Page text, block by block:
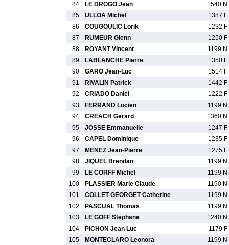
84
LE DROGO Jean
1540 N
85
ULLOA Michel
1387 F
86
COUGOULIC Lorik
1232 F
87
RUMEUR Glenn
1250 F
88
ROYANT Vincent
1199 N
89
LABLANCHE Pierre
1350 F
90
GARO Jean-Luc
1514 F
91
RIVALIN Patrick
1442 F
92
CRIADO Daniel
1222 F
93
FERRAND Lucien
1199 N
94
CREACH Gerard
1360 N
95
JOSSE Emmanuelle
1247 F
96
CAPEL Dominique
1235 F
97
MENEZ Jean-Pierre
1275 F
98
JIQUEL Brendan
1199 N
99
LE CORFF Michel
1199 N
100
PLASSIER Marie Claude
1190 N
101
COLLET GEORGET Catherine
1199 N
102
PASCUAL Thomas
1199 N
103
LE GOFF Stephane
1240 N
104
PICHON Jean Luc
1179 F
105
MONTECLARO Leonora
1199 N